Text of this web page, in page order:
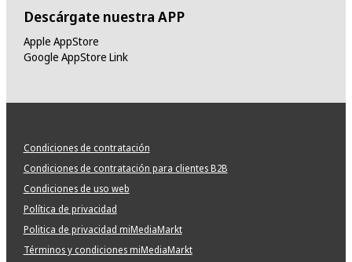
Descárgate nuestra APP
Apple AppStore
Google AppStore Link
Condiciones de contratación
Condiciones de contratación para clientes B2B
Condiciones de uso web
Política de privacidad
Politica de privacidad miMediaMarkt
Términos y condiciones miMediaMarkt